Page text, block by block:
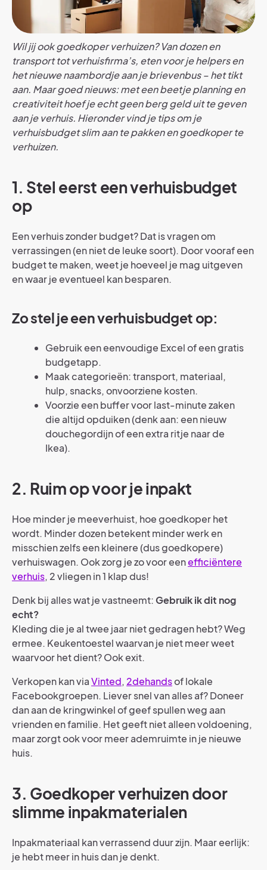
Wil jij ook goedkoper verhuizen? Van dozen en
transport tot verhuisfirma’s, eten voor je helpers en
het nieuwe naambordje aan je brievenbus – het tikt
aan. Maar goed nieuws: met een beetje planning en
creativiteit hoef je echt geen berg geld uit te geven
aan je verhuis. Hieronder vind je tips om je
verhuisbudget slim aan te pakken en goedkoper te
verhuizen.
1. Stel eerst een verhuisbudget
op
Een verhuis zonder budget? Dat is vragen om
verrassingen (en niet de leuke soort). Door vooraf een
budget te maken, weet je hoeveel je mag uitgeven
en waar je eventueel kan besparen.
Zo stel je een verhuisbudget op:
Gebruik een eenvoudige Excel of een gratis
budgetapp.
Maak categorieën: transport, materiaal,
hulp, snacks, onvoorziene kosten.
Voorzie een buffer voor last-minute zaken
die altijd opduiken (denk aan: een nieuw
douchegordijn of een extra ritje naar de
Ikea).
2. Ruim op voor je inpakt
Hoe minder je meeverhuist, hoe goedkoper het
wordt. Minder dozen betekent minder werk en
misschien zelfs een kleinere (dus goedkopere)
verhuiswagen. Ook zorg je zo voor eenefficiëntere
verhuis, 2 vliegen in 1 klap dus!
Denk bij alles wat je vastneemt:Gebruik ik dit nog
echt?
Kleding die je al twee jaar niet gedragen hebt? Weg
ermee. Keukentoestel waarvan je niet meer weet
waarvoor het dient? Ook exit.
Verkopen kan viaVinted, 2dehandsof lokale
Facebookgroepen. Liever snel van alles af? Doneer
dan aan de kringwinkel of geef spullen weg aan
vrienden en familie. Het geeft niet alleen voldoening,
maar zorgt ook voor meer ademruimte in je nieuwe
huis.
3. Goedkoper verhuizen door
slimme inpakmaterialen
Inpakmateriaal kan verrassend duur zijn. Maar eerlijk:
je hebt meer in huis dan je denkt.